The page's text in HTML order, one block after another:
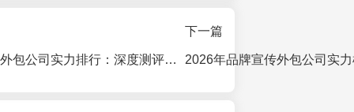
2026年品牌策划外包公司实力排行：深度测评帮你避开营销陷阱
下一篇